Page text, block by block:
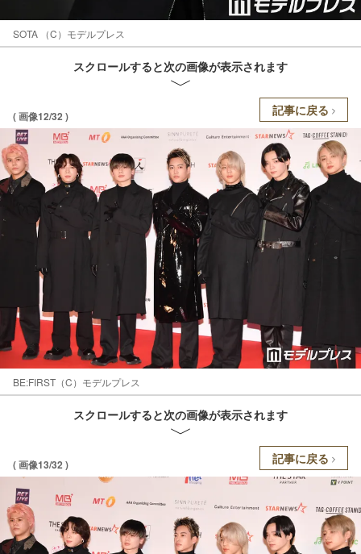
SOTA （C）モデルプレス
スクロールすると次の画像が表示されます
( 画像12/32 ) 記事に戻る
BE:FIRST（C）モデルプレス
スクロールすると次の画像が表示されます
( 画像13/32 ) 記事に戻る